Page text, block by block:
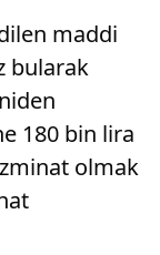
maddi
bularak
180 bin lira
olmak